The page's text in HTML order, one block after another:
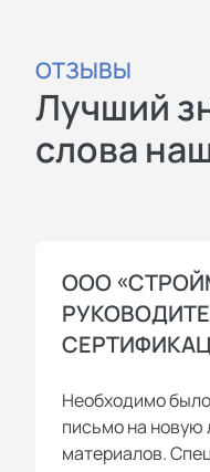
ОТЗЫВЫ
Лучший
слова
ООО
Необходимо
письмо на новую
материалов.